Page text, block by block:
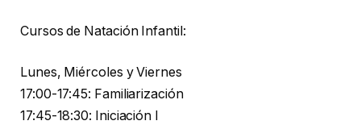
Cursos de Natación Infantil:
Lunes, Miércoles y Viernes
17:00-17:45: Familiarización
17:45-18:30: Iniciación I